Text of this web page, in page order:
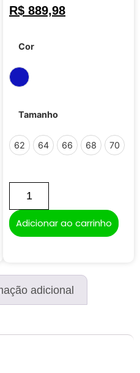
R$ 889,98
Cor
Azul Marinho
Tamanho
62 64 66 68 70
Adicionar ao carrinho
adicional